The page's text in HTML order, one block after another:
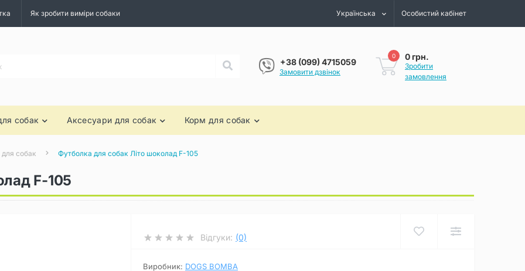
Як зробити виміри собаки Українська Особистий кабінет
+38 (099) 4715059
Замовити дзвінок
0 0 грн.
Зробити
замовлення
собак Аксесуари для собак Корм для собак
собак Футболка для собак Літо шоколад F-105
F-105
Відгуки: (0)
Виробник: DOGS BOMBA